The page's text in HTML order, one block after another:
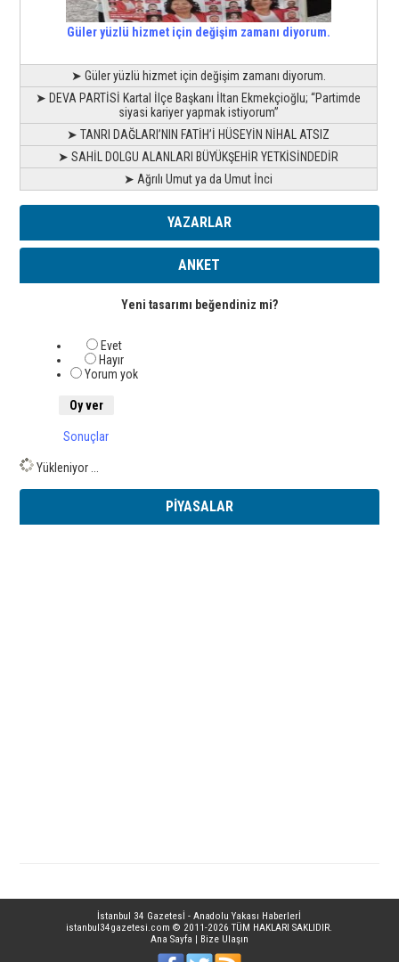
Güler yüzlü hizmet için değişim zamanı diyorum.
➤ Güler yüzlü hizmet için değişim zamanı diyorum.
➤ DEVA PARTİSİ Kartal İlçe Başkanı İltan Ekmekçioğlu; “Partimde
siyasi kariyer yapmak istiyorum”
➤ TANRI DAĞLARI’NIN FATİH’İ HÜSEYİN NİHAL ATSIZ
➤ SAHİL DOLGU ALANLARI BÜYÜKŞEHİR YETKİSİNDEDİR
➤ Ağrılı Umut ya da Umut İnci
YAZARLAR
ANKET
Yeni tasarımı beğendiniz mi?
Evet
Hayır
Yorum yok
Sonuçlar
Yükleniyor ...
PİYASALAR
İstanbul 34 Gazetesİ - Anadolu Yakası Haberlerİ
istanbul34gazetesi.com © 2011-2026 TÜM HAKLARI SAKLIDIR.
Ana Sayfa | Bize Ulaşın